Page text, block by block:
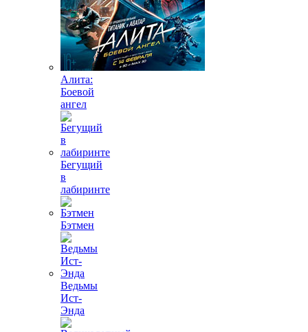
Алита:
Боевой
ангел
Бегущий
в
лабиринте
Бэтмен
Ведьмы
Ист-
Энда